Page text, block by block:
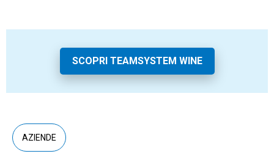
SCOPRI TEAMSYSTEM WINE
AZIENDE